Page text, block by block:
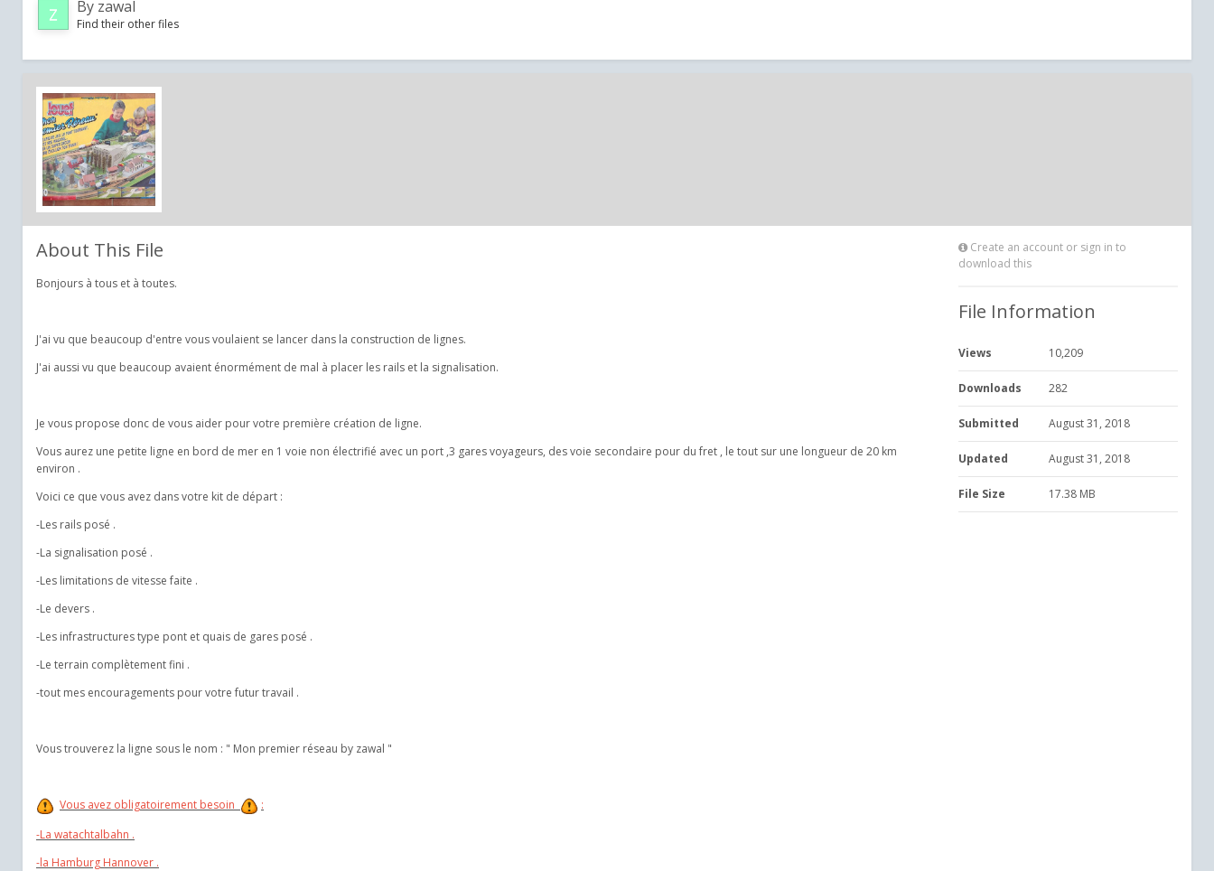
By zawal
Find their other files
About This File
Bonjours à tous et à toutes.
J'ai vu que beaucoup d'entre vous voulaient se lancer dans la construction de lignes.
J'ai aussi vu que beaucoup avaient énormément de mal à placer les rails et la signalisation.
Je vous propose donc de vous aider pour votre première création de ligne.
Vous aurez une petite ligne en bord de mer en 1 voie non électrifié avec un port ,3 gares voyageurs, des voie secondaire pour du fret , le tout sur une longueur de 20 km
environ .
Voici ce que vous avez dans votre kit de départ :
-Les rails posé .
-La signalisation posé .
-Les limitations de vitesse faite .
-Le devers .
-Les infrastructures type pont et quais de gares posé .
-Le terrain complètement fini .
-tout mes encouragements pour votre futur travail .
Vous trouverez la ligne sous le nom : " Mon premier réseau by zawal "
Vous avez obligatoirement besoin
:
-La watachtalbahn .
-la Hamburg Hannover .
Create an account or sign in to
download this
File Information
Views 10,209
Downloads 282
Submitted August 31, 2018
Updated August 31, 2018
File Size 17.38 MB